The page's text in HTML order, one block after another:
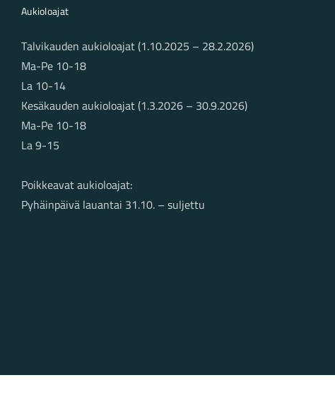
Aukioloajat
Talvikauden aukioloajat (1.10.2025 – 28.2.2026)
Ma-Pe 10-18
La 10-14
Kesäkauden aukioloajat (1.3.2026 – 30.9.2026)
Ma-Pe 10-18
La 9-15
Poikkeavat aukioloajat:
Pyhäinpäivä lauantai 31.10. – suljettu